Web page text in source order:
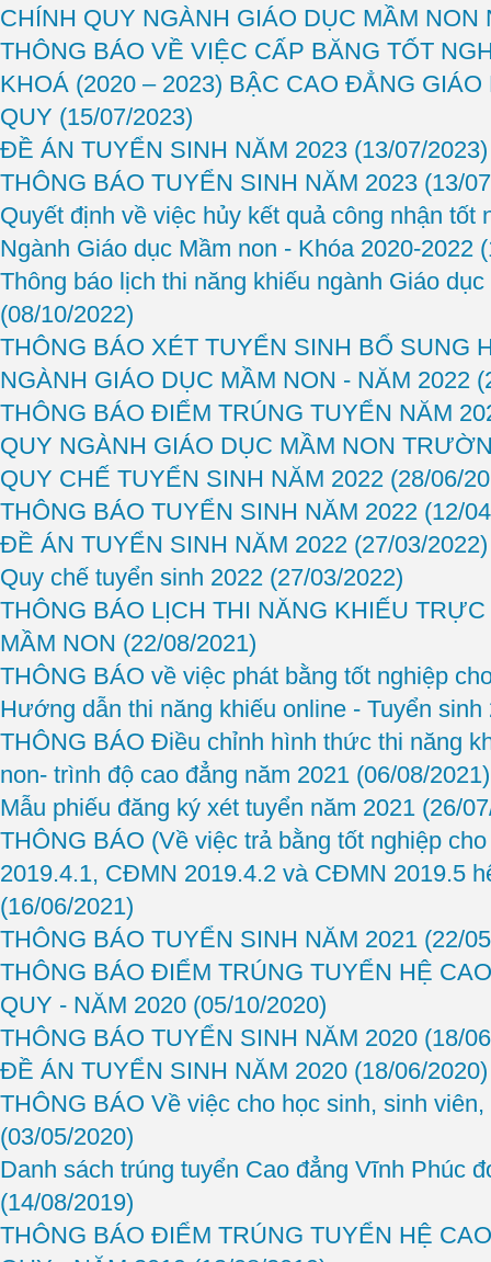
CHÍNH QUY NGÀNH GIÁO DỤC MẦM NON
THÔNG BÁO VỀ VIỆC CẤP BĂNG TỐT
KHOÁ (2020 – 2023) BẬC CAO ĐẲNG
QUY (15/07/2023)
ĐỀ ÁN TUYỂN SINH NĂM 2023 (13/07/2023)
THÔNG BÁO TUYỂN SINH NĂM 2023 (13/
Quyết định về việc hủy kết quả công nhận tốt
Ngành Giáo dục Mầm non - Khóa 2020-2022
Thông báo lịch thi năng khiếu ngành Giáo
(08/10/2022)
THÔNG BÁO XÉT TUYỂN SINH BỔ SUNG
NGÀNH GIÁO DỤC MẦM NON - NĂM 2022
THÔNG BÁO ĐIỂM TRÚNG TUYỂN NĂM
QUY NGÀNH GIÁO DỤC MẦM NON
QUY CHẾ TUYỂN SINH NĂM 2022 (28/06/
THÔNG BÁO TUYỂN SINH NĂM 2022 (12/
ĐỀ ÁN TUYỂN SINH NĂM 2022 (27/03/2022)
Quy chế tuyển sinh 2022 (27/03/2022)
THÔNG BÁO LỊCH THI NĂNG KHIẾU
MẦM NON (22/08/2021)
THÔNG BÁO về việc phát bằng tốt nghiệp
Hướng dẫn thi năng khiếu online - Tuyển
THÔNG BÁO Điều chỉnh hình thức thi năng
non- trình độ cao đẳng năm 2021 (06/08/2021)
Mẫu phiếu đăng ký xét tuyển năm 2021 (26/
THÔNG BÁO (Về việc trả bằng tốt nghiệp
2019.4.1, CĐMN 2019.4.2 và CĐMN 2019.5
(16/06/2021)
THÔNG BÁO TUYỂN SINH NĂM 2021 (22/
THÔNG BÁO ĐIỂM TRÚNG TUYỂN HỆ
QUY - NĂM 2020 (05/10/2020)
THÔNG BÁO TUYỂN SINH NĂM 2020 (18/
ĐỀ ÁN TUYỂN SINH NĂM 2020 (18/06/2020)
THÔNG BÁO Về việc cho học sinh, sinh
(03/05/2020)
Danh sách trúng tuyển Cao đẳng Vĩnh Phúc
(14/08/2019)
THÔNG BÁO ĐIỂM TRÚNG TUYỂN HỆ